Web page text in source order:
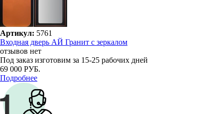
Артикул: 5761
Входная дверь АЙ Гранит с зеркалом
отзывов нет
Под заказ изготовим за 15-25 рабочих дней
69 000 РУБ.
Подробнее